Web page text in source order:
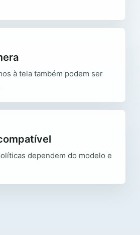
à tela também podem ser
dependem do modelo e